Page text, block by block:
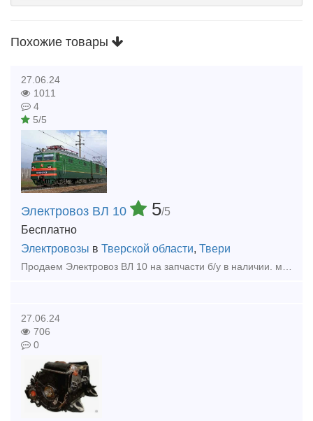
Похожие товары
27.06.24
1011
4
5/5
Электровоз ВЛ 10 5/5
Бесплатно
Электровозы в Тверской области, Твери
Продаем Электровоз ВЛ 10 на запчасти б/у в наличии. можно весь электровоз целиком.
27.06.24
706
0